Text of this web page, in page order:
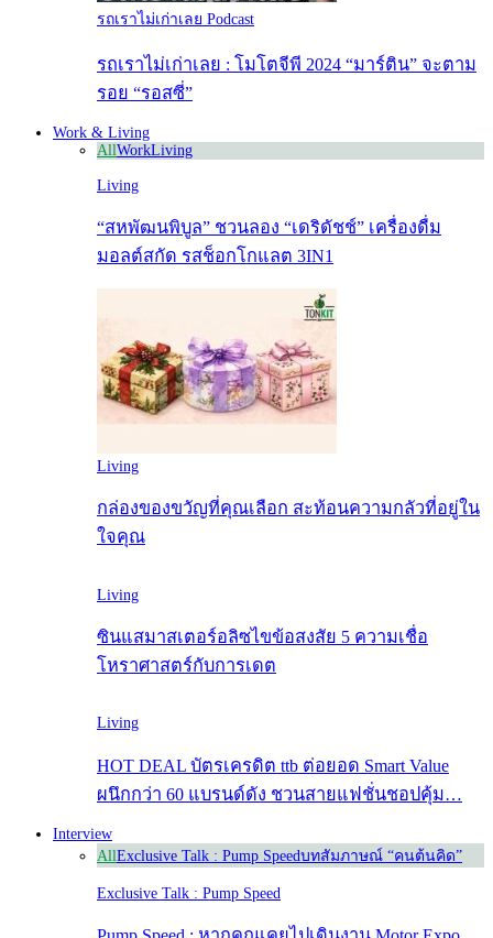
รถเราไม่เก่าเลย Podcast
รถเราไม่เก่าเลย : โมโตจีพี 2024 “มาร์ติน” จะตาม
รอย “รอสซี่”
Work & Living
AllWorkLiving
Living
“สหพัฒนพิบูล” ชวนลอง “เดริดัชช์” เครื่องดื่ม
มอลต์สกัด รสช็อกโกแลต 3IN1
Living
กล่องของขวัญที่คุณเลือก สะท้อนความกลัวที่อยู่ใน
ใจคุณ
Living
ซินแสมาสเตอร์อลิซไขข้อสงสัย 5 ความเชื่อ
โหราศาสตร์กับการเดต
Living
HOT DEAL บัตรเครดิต ttb ต่อยอด Smart Value
ผนึกกว่า 60 แบรนด์ดัง ชวนสายแฟชั่นชอปคุ้ม…
Interview
AllExclusive Talk : Pump Speedบทสัมภาษณ์ “คนต้นคิด”
Exclusive Talk : Pump Speed